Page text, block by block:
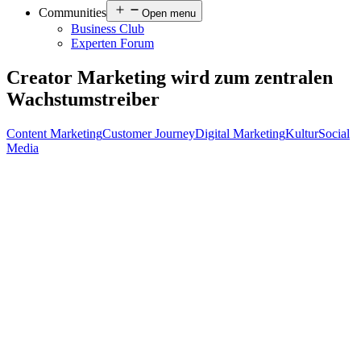
Communities
Open menu
Business Club
Experten Forum
Creator Marketing wird zum zentralen
Wachstumstreiber
Content MarketingCustomer JourneyDigital MarketingKulturSocial
Media